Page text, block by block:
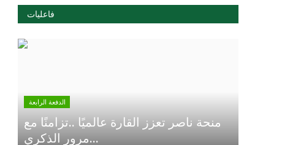
فاعليات
الدفعة الرابعة
منحة ناصر تعزز القارة عالميًا ..تزامنًا مع
مرور الذكري...